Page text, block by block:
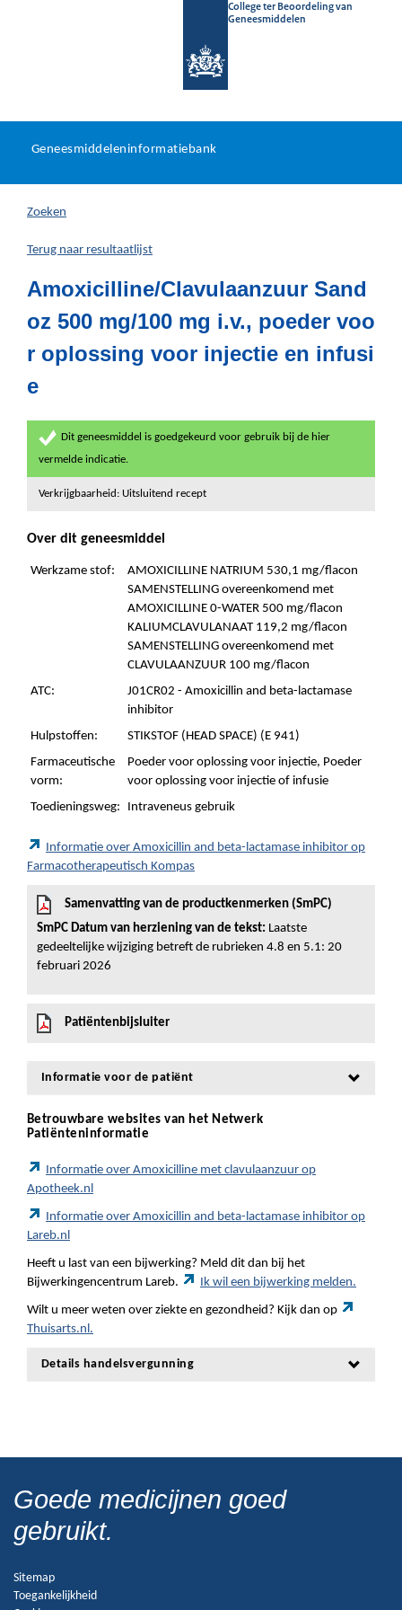
College ter Beoordeling van
Geneesmiddelen
U
hier:
Geneesmiddeleninformatiebank
Zoeken
Terug naar resultaatlijst
Amoxicilline/Clavulaanzuur Sand
oz 500 mg/100 mg i.v., poeder voo
r oplossing voor injectie en infusi
e
Dit geneesmiddel is goedgekeurd voor gebruik bij de hier
vermelde indicatie.
Verkrijgbaarheid: Uitsluitend recept
Over dit geneesmiddel
Werkzame stof:
AMOXICILLINE NATRIUM 530,1 mg/flacon
SAMENSTELLING overeenkomend met
AMOXICILLINE 0-WATER 500 mg/flacon
KALIUMCLAVULANAAT 119,2 mg/flacon
SAMENSTELLING overeenkomend met
CLAVULAANZUUR 100 mg/flacon
ATC:
J01CR02 - Amoxicillin and beta-lactamase
inhibitor
Hulpstoffen:
STIKSTOF (HEAD SPACE) (E 941)
Farmaceutische
vorm:
Poeder voor oplossing voor injectie, Poeder
voor oplossing voor injectie of infusie
Toedieningsweg:
Intraveneus gebruik
Informatie over Amoxicillin and beta-lactamase inhibitor op
Farmacotherapeutisch Kompas
Samenvatting van de productkenmerken (SmPC)
SmPC Datum van herziening van de tekst: Laatste
gedeeltelijke wijziging betreft de rubrieken 4.8 en 5.1: 20
februari 2026
Patiëntenbijsluiter
Informatie voor de patiënt
Betrouwbare websites van het Netwerk
Patiënteninformatie
Informatie over Amoxicilline met clavulaanzuur op
Apotheek.nl
Informatie over Amoxicillin and beta-lactamase inhibitor op
Lareb.nl
Heeft u last van een bijwerking? Meld dit dan bij het
Bijwerkingencentrum Lareb.
Ik wil een bijwerking melden.
Wilt u meer weten over ziekte en gezondheid? Kijk dan op
Thuisarts.nl.
Details handelsvergunning
Goede medicijnen goed
gebruikt.
Sitemap
Toegankelijkheid